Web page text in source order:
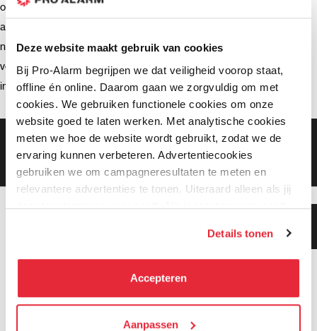
Deze website maakt gebruik van cookies
Bij Pro-Alarm begrijpen we dat veiligheid voorop staat,
offline én online. Daarom gaan we zorgvuldig om met
cookies. We gebruiken functionele cookies om onze
website goed te laten werken. Met analytische cookies
meten we hoe de website wordt gebruikt, zodat we de
ervaring kunnen verbeteren. Advertentiecookies
gebruiken we om campagneresultaten te meten en
relevantere advertenties te tonen. Uiteraard alleen als jij
daar toestemming voor geeft. Als je toestemming geeft,
kunnen deze gegevens combineren met informatie die zij
hebben verzameld via het gebruik van hun diensten. Je
kunt alle cookies accepteren, alleen noodzakelijke
We werken samen met21 derden
die uw gegevens
Details tonen
Accepteren
Aanpassen
opnemen (2)
advies (2)
netwerkrecorder (2)
verzending (2)
intercom (2)
Gratis bezorging vanaf €99,-
Gratis retourneren binnen 90 dagen*
Klanten geven ons een 9.3 gemiddeld
gemiddeld!